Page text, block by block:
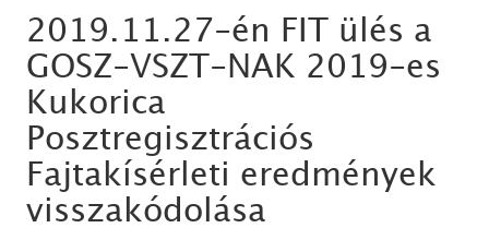
2019.11.27-én FIT ülés a
GOSZ-VSZT-NAK 2019-es
Kukorica
Posztregisztrációs
Fajtakísérleti eredmények
visszakódolása